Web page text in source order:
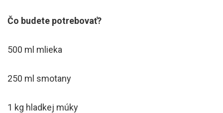
Čo budete potrebovať?
500 ml mlieka
250 ml smotany
1 kg hladkej múky